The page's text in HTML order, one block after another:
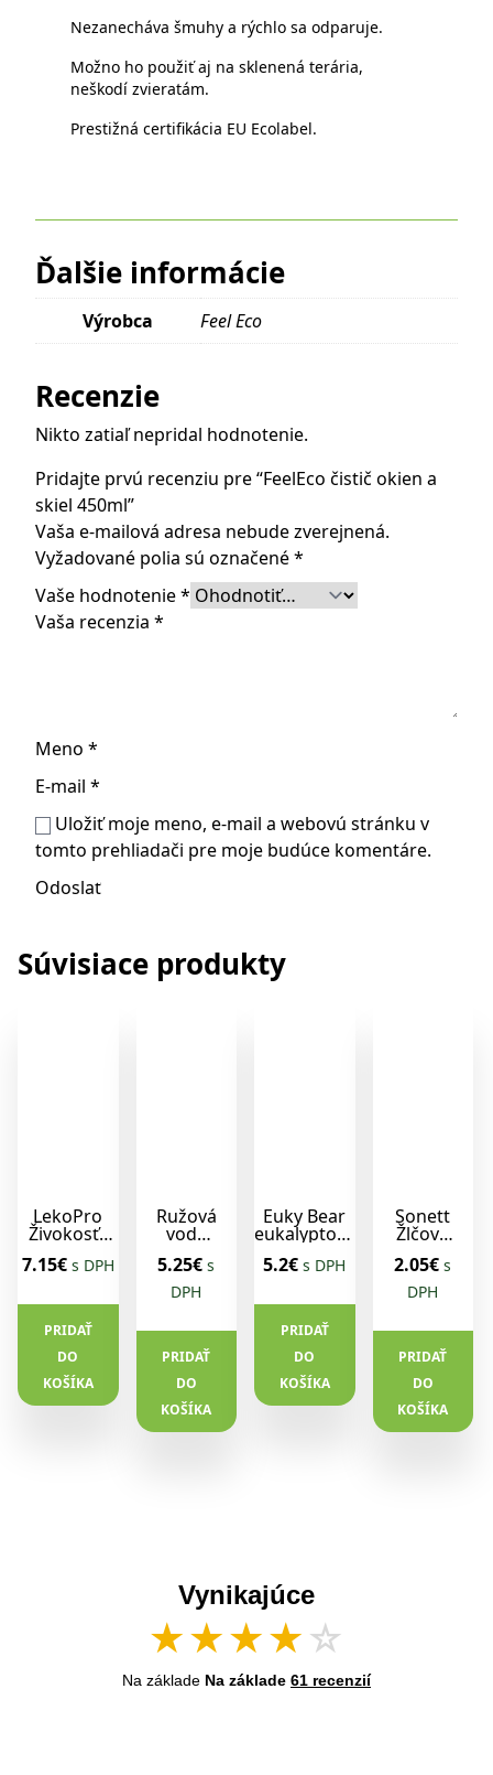
Nezanecháva šmuhy a rýchlo sa odparuje.
Možno ho použiť aj na sklenená terária,
neškodí zvieratám.
Prestižná certifikácia EU Ecolabel.
Ďalšie informácie
Výrobca Feel Eco
Recenzie
Nikto zatiaľ nepridal hodnotenie.
Pridajte prvú recenziu pre “FeelEco čistič okien a
skiel 450ml”
Vaša e-mailová adresa nebude zverejnená.
Vyžadované polia sú označené*
Vaše hodnotenie*
Vaša recenzia *
Meno *
E-mail *
Uložiť moje meno, e-mail a webovú stránku v
tomto prehliadači pre moje budúce komentáre.
Súvisiace produkty
LekoPro
Živokosť ,
mumio a
chondroitín
bolesti
kĺbov a
kostí 75ml
7.15€ s DPH
PRIDAŤ
DO
KOŠÍKA
Ružová
voda
100ml
Hanus
5.25€ s
DPH
PRIDAŤ
DO
KOŠÍKA
Euky Bear
eukalyptový
olej 50ml
5.2€ s DPH
PRIDAŤ
DO
KOŠÍKA
Sonett
Žlčové
mydlo
100g
2.05€ s
DPH
PRIDAŤ
DO
KOŠÍKA
Vynikajúce
★★★★☆
Na základe Na základe 61 recenzií